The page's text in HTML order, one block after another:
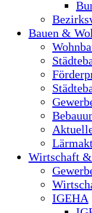
Bauen &
Wirtschaft
IGEHA